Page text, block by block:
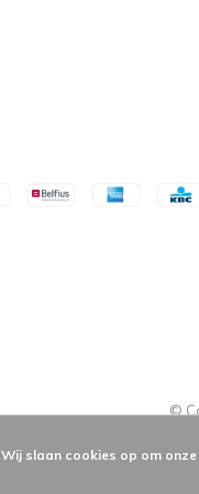
©
Wij slaan cookies op om